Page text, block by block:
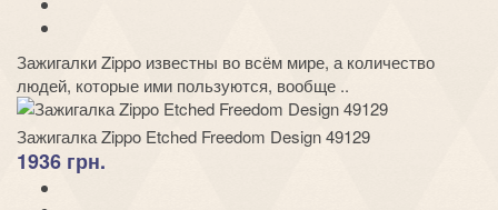
Зажигалки Zippo известны во всём мире, а количество
людей, которые ими пользуются, вообще ..
Зажигалка Zippo Etched Freedom Design 49129
1936 грн.